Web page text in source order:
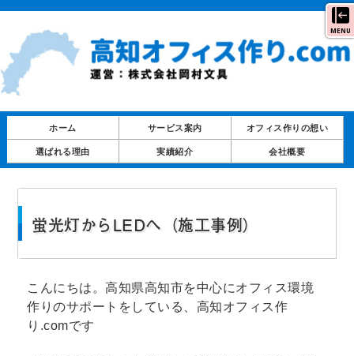
MENU
ホーム サービス案内 オフィス作りの想い
選ばれる理由 実績紹介 会社概要
蛍光灯からLEDへ（施工事例）
こんにちは。高知県高知市を中心にオフィス環境
作りのサポートをしている、高知オフィス作
り.comです